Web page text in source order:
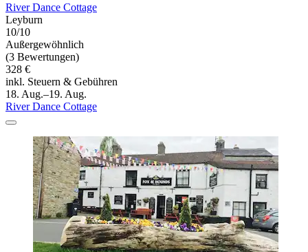
River Dance Cottage
Leyburn
10/10
Außergewöhnlich
(3 Bewertungen)
328 €
inkl. Steuern & Gebühren
18. Aug.–19. Aug.
River Dance Cottage